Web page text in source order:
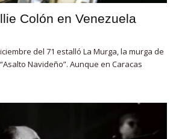
Colón en Venezuela
del 71 estalló La Murga, la murga de
Navideño”. Aunque en Caracas